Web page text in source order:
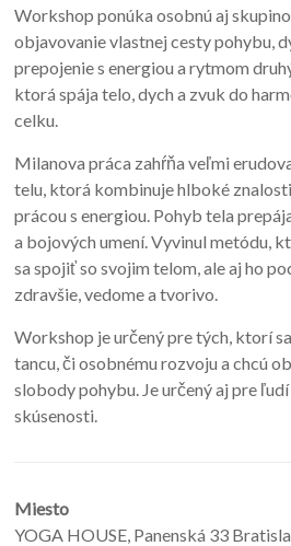
Workshop ponúka osobnú aj
objavovanie vlastnej cesty pohybu,
prepojenie s energiou a rytmom
ktorá spája telo, dych a zvuk do
celku.
Milanova práca zahŕňa veľmi
telu, ktorá kombinuje hlboké
prácou s energiou. Pohyb tela
a bojových umení. Vyvinul metódu,
sa spojiť so svojim telom, ale aj ho
zdravšie, vedome a tvorivo.
Workshop je určený pre tých, ktorí
tancu, či osobnému rozvoju a chcú
slobody pohybu. Je určený aj pre
skúsenosti.
Miesto
YOGA HOUSE, Panenská 33